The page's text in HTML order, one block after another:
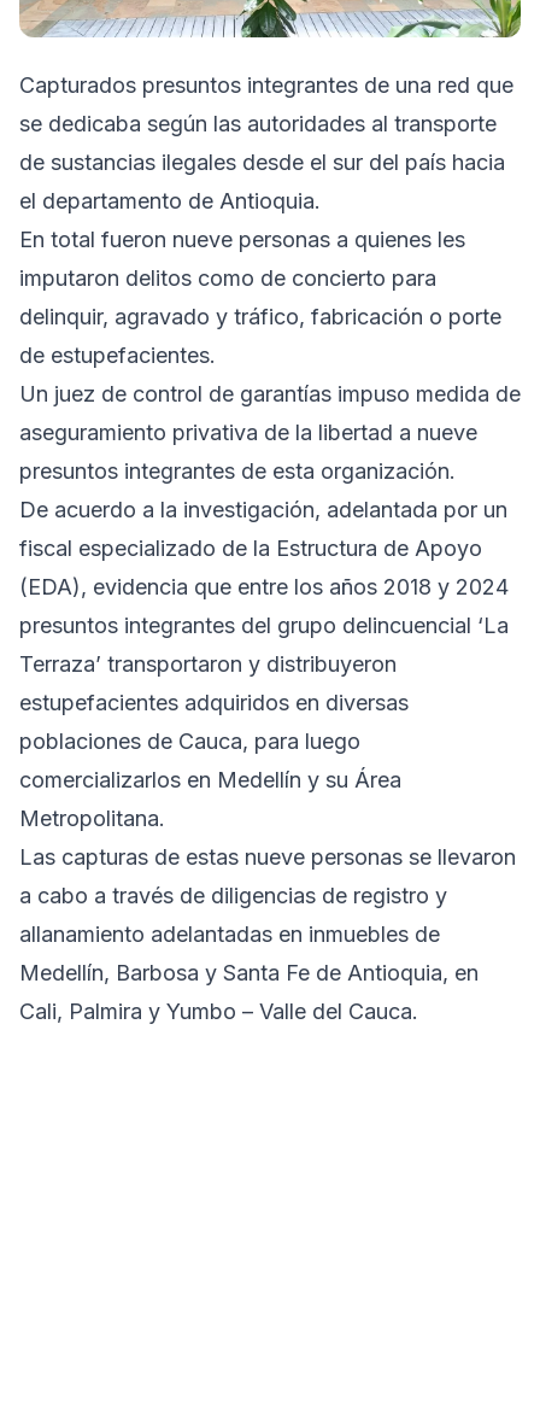
Capturados presuntos integrantes de una red que
se dedicaba según las autoridades al transporte
de sustancias ilegales desde el sur del país hacia
el departamento de Antioquia.
En total fueron nueve personas a quienes les
imputaron delitos como de concierto para
delinquir, agravado y tráfico, fabricación o porte
de estupefacientes.
Un juez de control de garantías impuso medida de
aseguramiento privativa de la libertad a nueve
presuntos integrantes de esta organización.
De acuerdo a la investigación, adelantada por un
fiscal especializado de la Estructura de Apoyo
(EDA), evidencia que entre los años 2018 y 2024
presuntos integrantes del grupo delincuencial ‘La
Terraza’ transportaron y distribuyeron
estupefacientes adquiridos en diversas
poblaciones de Cauca, para luego
comercializarlos en Medellín y su Área
Metropolitana.
Las capturas de estas nueve personas se llevaron
a cabo a través de diligencias de registro y
allanamiento adelantadas en inmuebles de
Medellín, Barbosa y Santa Fe de Antioquia, en
Cali, Palmira y Yumbo – Valle del Cauca.